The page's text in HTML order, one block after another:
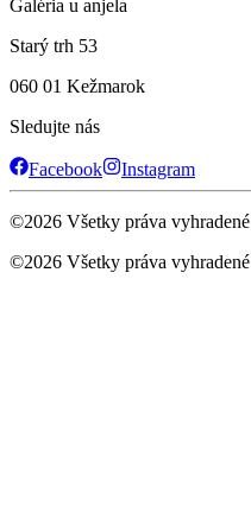
Galéria u anjela
Starý trh 53
060 01 Kežmarok
Sledujte nás
Facebook Instagram
©2026 Všetky práva vyhradené
©2026 Všetky práva vyhradené